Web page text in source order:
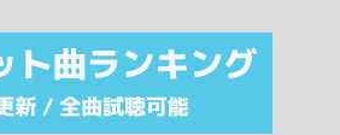
間トップソング